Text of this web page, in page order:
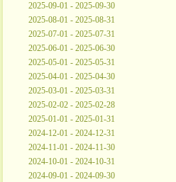
2025-09-01 - 2025-09-30
2025-08-01 - 2025-08-31
2025-07-01 - 2025-07-31
2025-06-01 - 2025-06-30
2025-05-01 - 2025-05-31
2025-04-01 - 2025-04-30
2025-03-01 - 2025-03-31
2025-02-02 - 2025-02-28
2025-01-01 - 2025-01-31
2024-12-01 - 2024-12-31
2024-11-01 - 2024-11-30
2024-10-01 - 2024-10-31
2024-09-01 - 2024-09-30